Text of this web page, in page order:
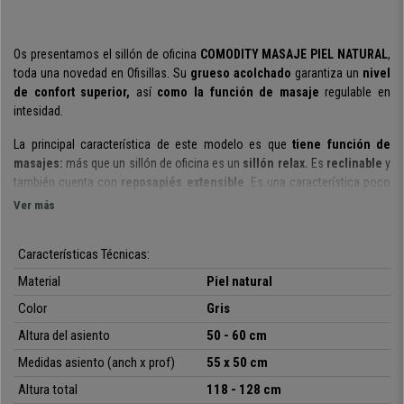
Os presentamos el sillón de oficina COMODITY MASAJE PIEL NATURAL,
toda una novedad en Ofisillas. Su grueso acolchado garantiza un nivel
de confort superior, asícomo la función de masajeregulable en
intesidad.
La principal característica de este modelo es que tiene función de
masajes: más que un sillón de oficina es un sillón relax. Es reclinabley
también cuenta con reposapiés extensible . Es una característica poco
habitual en los sillones de oficina que ofrece todo un plus de confort.
diferentes posiciones.Gracias a su
tener tus pies en alto y estar prácticamente tumbado.
En cuanto a la
, se activa a tráves de un cómodo
mando con el que podrás
regular la intensidad
Por si fuera poco, podrás también
escoger las zonas de cuerpo
necesitan más relax entre las 7 a elegir: cabeza, dos zonas en la espalda,
Ver más
Características Técnicas:
Material
Piel natural
Color
Gris
Altura del asiento
50 - 60 cm
Medidas asiento (anch x prof)
55 x 50 cm
Altura total
118 - 128 cm